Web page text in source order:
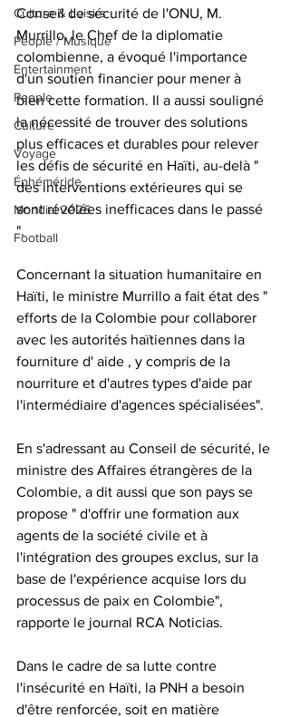
Culture & Loisirs
People / Musique
Entertainment
People
Culture
Voyage
Éphéméride
Mondial 2026
Football
Conseil de sécurité de l'ONU, M.
Murrillo, le Chef de la diplomatie
colombienne, a évoqué l'importance
d'un soutien financier pour mener à
bien cette formation. Il a aussi souligné
la nécessité de trouver des solutions
plus efficaces et durables pour relever
les défis de sécurité en Haïti, au-delà "
des interventions extérieures qui se
sont révélées inefficaces dans le passé
".
Concernant la situation humanitaire en
Haïti, le ministre Murrillo a fait état des "
efforts de la Colombie pour collaborer
avec les autorités haïtiennes dans la
fourniture d' aide , y compris de la
nourriture et d'autres types d'aide par
l'intermédiaire d'agences spécialisées".
En s'adressant au Conseil de sécurité, le
ministre des Affaires étrangères de la
Colombie, a dit aussi que son pays se
propose " d'offrir une formation aux
agents de la société civile et à
l'intégration des groupes exclus, sur la
base de l'expérience acquise lors du
processus de paix en Colombie",
rapporte le journal RCA Noticias.
Dans le cadre de sa lutte contre
l'insécurité en Haïti, la PNH a besoin
d'être renforcée, soit en matière